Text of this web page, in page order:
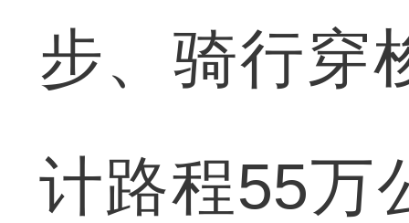
步、骑行穿
计路程55万